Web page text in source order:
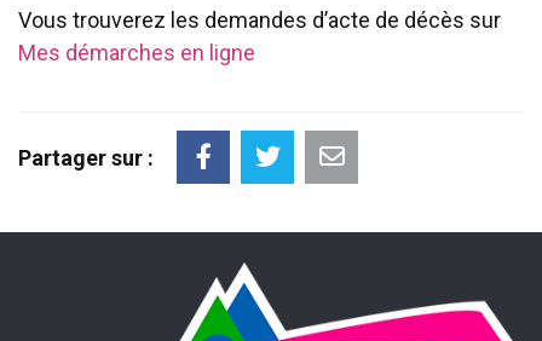
Vous trouverez les demandes d’acte de décès sur
Mes démarches en ligne
Partager sur :